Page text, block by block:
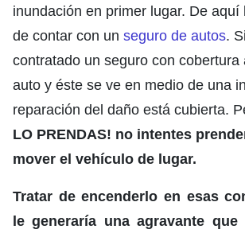
inundación en primer lugar. De aquí
de contar con un seguro de autos.
contratado un seguro con cobertura
auto y éste se ve en medio de una
reparación del daño está cubierta.
LO PRENDAS! no intentes
mover el vehículo de lugar.
Tratar de encenderlo en esas
le generaría una agravante